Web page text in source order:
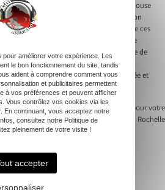
plus explosifs comme le hip-hop, la house
incitent chaque danseur à libérer son
votre playlist en tenant compte de ces
votre anniversaire en une soirée
de la nuit, offrir une sélection plus douce de
le retour chez soi dans une humeur
vos invités une expérience musicale variée et
pour
Next:Choisir le meilleur DJ pour votre
mariage à La Rochelle
pour améliorer votre expérience. Les
le bon fonctionnement du site, tandis
aident à comprendre comment vous
et publicitaires permettent
à vos préférences et peuvent afficher
Vous contrôlez vos cookies via les
En continuant, vous acceptez notre
consultez notre Politique de
pleinement de votre visite !
accepter